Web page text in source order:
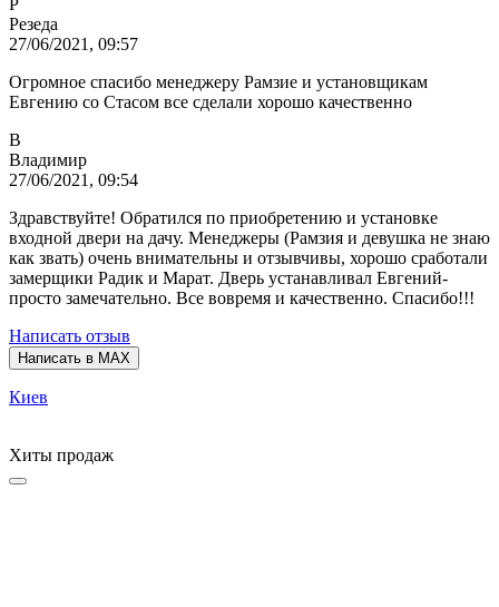
Резеда
27/06/2021, 09:57
Огромное спасибо менеджеру Рамзие и установщикам
Евгению со Стасом все сделали хорошо качественно
В
Владимир
27/06/2021, 09:54
Здравствуйте! Обратился по приобретению и установке
входной двери на дачу. Менеджеры (Рамзия и девушка не знаю
как звать) очень внимательны и отзывчивы, хорошо сработали
замерщики Радик и Марат. Дверь устанавливал Евгений-
просто замечательно. Все вовремя и качественно. Спасибо!!!
Написать отзыв
Написать в MAX
Киев
Хиты продаж